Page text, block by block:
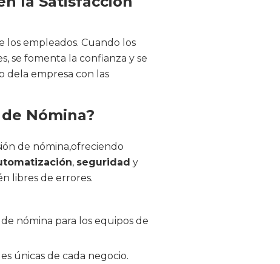
los empleados. Cuando los
se fomenta la confianza y se
dela empresa con las
Nómina?
de nómina,ofreciendo
, seguridad y
libres de errores.
nómina para los equipos de
únicas de cada negocio.